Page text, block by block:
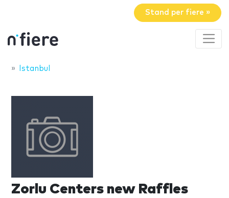
Stand per fiere »
Istanbul
Zorlu Centers new Raffles